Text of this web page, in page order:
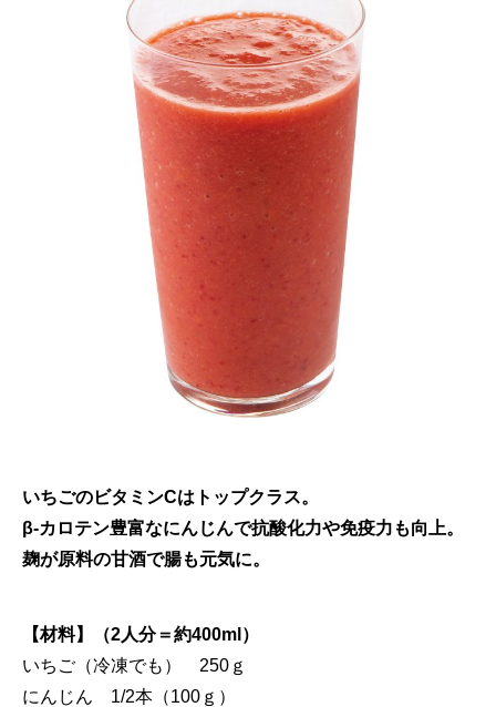
いちごのビタミンCはトップクラス。
β-カロテン豊富なにんじんで抗酸化力や免疫力も向上。
麹が原料の甘酒で腸も元気に。
【材料】（2人分＝約400ml）
いちご（冷凍でも） 250ｇ
にんじん 1/2本（100ｇ）